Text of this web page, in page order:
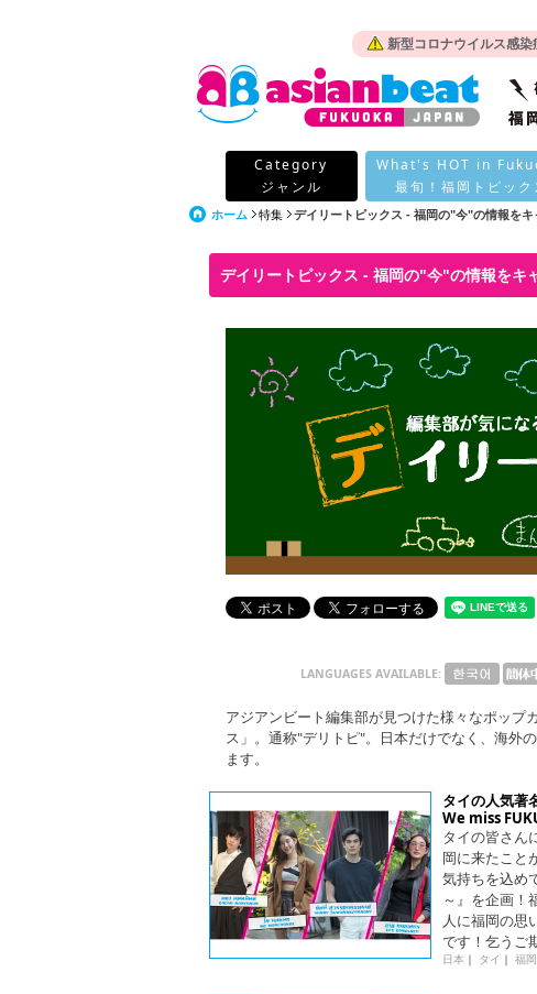
新型コロナウイルス感染
Category
ジャンル
What's HOT in
最旬！福岡トピック
ホーム 特集 デイリートピックス - 福岡の"今"の情報をキ
デイリートピックス - 福岡の"今"の情報をキ
LANGUAGES AVAILABLE:
アジアンビート編集部が見つけた様々なポップ
ス」。通称"デリトピ"。日本だけでなく、海外
ます。
タイの人気著
We miss
タイの皆さん
岡に来たこと
気持ちを込め
～』を企画！
人に福岡の思
です！乞うご
日本 ｜ タイ ｜ 福岡